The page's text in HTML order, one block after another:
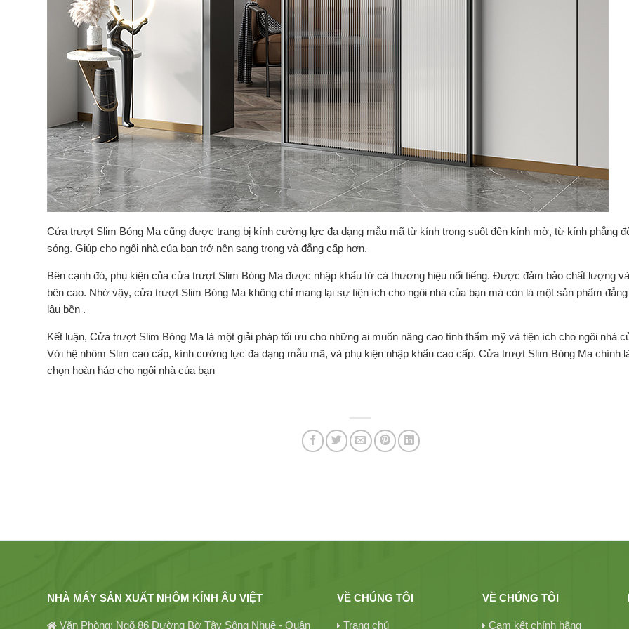
Cửa trượt Slim Bóng Ma cũng được trang bị kính cường lực đa dạng mẫu mã từ kính trong suốt đến kính mờ, từ kính phẳng
sóng. Giúp cho ngôi nhà của bạn trở nên sang trọng và đẳng cấp hơn.
Bên cạnh đó, phụ kiện của cửa trượt Slim Bóng Ma được nhập khẩu từ cá thương hiệu nổi tiếng. Được đảm bảo chất lượng
bên cao. Nhờ vậy, cửa trượt Slim Bóng Ma không chỉ mang lại sự tiện ích cho ngôi nhà của bạn mà còn là một sản phẩm
lâu bền .
Kết luận, Cửa trượt Slim Bóng Ma là một giải pháp tối ưu cho những ai muốn nâng cao tính thẩm mỹ và tiện ích cho ngôi nhà
Với hệ nhôm Slim cao cấp, kính cường lực đa dạng mẫu mã, và phụ kiện nhập khẩu cao cấp. Cửa trượt Slim Bóng Ma chính
chọn hoàn hảo cho ngôi nhà của bạn
NHÀ MÁY SẢN XUẤT NHÔM KÍNH ÂU VIỆT
Văn Phòng: Ngõ 86 Đường Bờ Tây Sông Nhuệ - Quận
VỀ CHÚNG TÔI
Trang chủ
VỀ CHÚNG TÔI
Cam kết chính hãng